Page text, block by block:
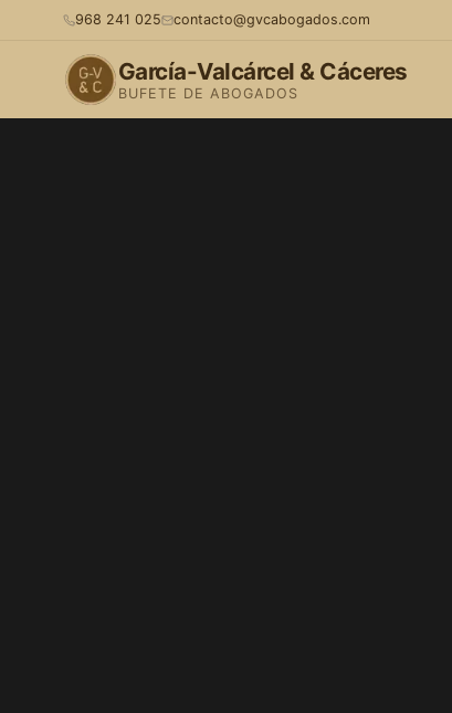
968 241 025 contacto@gvcabogados.com
García-Valcárcel & Cáceres
BUFETE DE ABOGADOS